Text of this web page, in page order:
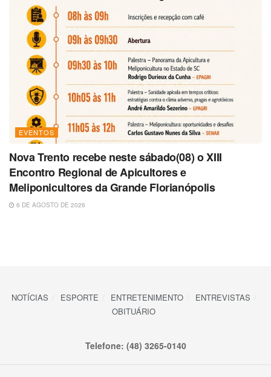
EVENTOS
Nova Trento recebe neste sábado(08) o XIII
Encontro Regional de Apicultores e
Meliponicultores da Grande Florianópolis
6 DE AGOSTO DE 2026
NOTÍCIAS ESPORTE ENTRETENIMENTO
ENTREVISTAS
OBITUÁRIO
Telefone: (48) 3265-0140